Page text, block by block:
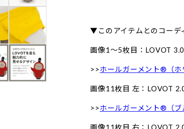
▼このアイテムとのコーデ
画像1〜5枚目：LOVOT
>>ホールガーメント®（ホ
画像11枚目 左：LOVOT
>>ホールガーメント®（ブ
画像11枚目 右：LOVOT